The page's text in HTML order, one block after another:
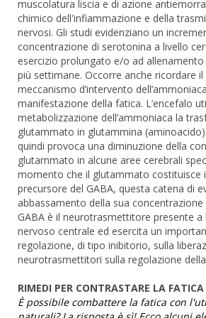
muscolatura liscia e di azione
chimico dell'infiammazione e della
nervosi. Gli studi evidenziano un
concentrazione di serotonina a livello
esercizio prolungato e/o ad
più settimane. Occorre anche ricordare il
meccanismo d’intervento
manifestazione della fatica. L’encefalo
metabolizzazione dell’ammoniaca la
glutammato in glutammina
quindi provoca una diminuzione della
glutammato in alcune aree cerebrali
momento che il glutammato costituisce
precursore del GABA, questa catena di
abbassamento della sua
GABA è il neurotrasmettitore presente a
nervoso centrale ed esercita un
regolazione, di tipo inibitorio, sulla
neurotrasmettitori sulla regolazione
RIMEDI PER CONTRASTARE LA FATICA
È possibile combattere la fatica con